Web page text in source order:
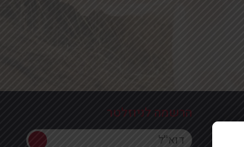
הרשמה לניוזלטר
הרשמה לניוזלטר